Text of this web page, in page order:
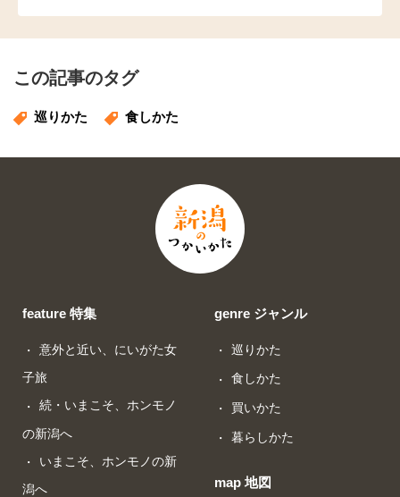
この記事のタグ
巡りかた 食しかた
feature 特集
意外と近い、にいがた女
子旅
続・いまこそ、ホンモノ
の新潟へ
いまこそ、ホンモノの新
潟へ
genre ジャンル
巡りかた
食しかた
買いかた
暮らしかた
map 地図